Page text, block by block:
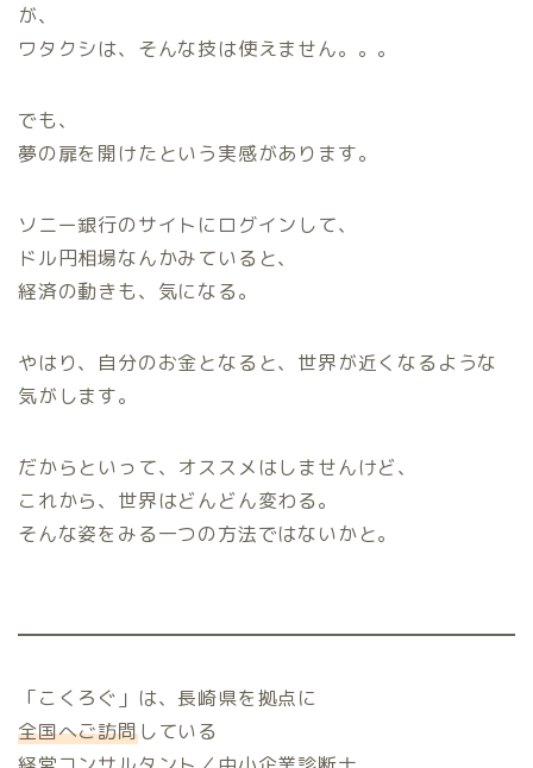
が、
ワタクシは、そんな技は使えません。。。
でも、
夢の扉を開けたという実感があります。
ソニー銀行のサイトにログインして、
ドル円相場なんかみていると、
経済の動きも、気になる。
やはり、自分のお金となると、世界が近くなるような
気がします。
だからといって、オススメはしませんけど、
これから、世界はどんどん変わる。
そんな姿をみる一つの方法ではないかと。
「こくろぐ」は、長崎県を拠点に
全国へご訪問している